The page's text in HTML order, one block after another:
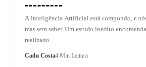
A Inteligência Artificial está compondo, e
mas sem saber. Um estudo inédito
realizado…
Cadu Costa4 Min Leitura